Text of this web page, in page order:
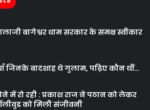
बागेश्वर धाम सरकार के समक्ष स्वीकार
जिनके बादशाह थे गुलाम, पढ़िए कौन थीं…
में रो रही : प्रकाश राज ने पठान को लेकर
को मिली संजीवनी